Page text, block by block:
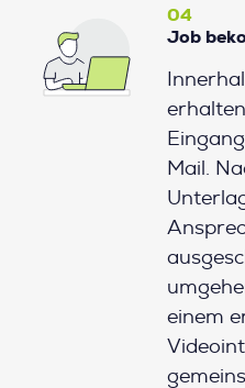
04
Job
Mail.
einem